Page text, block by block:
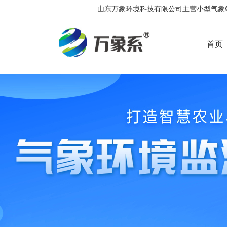
山东万象环境科技有限公司主营小型气
首页